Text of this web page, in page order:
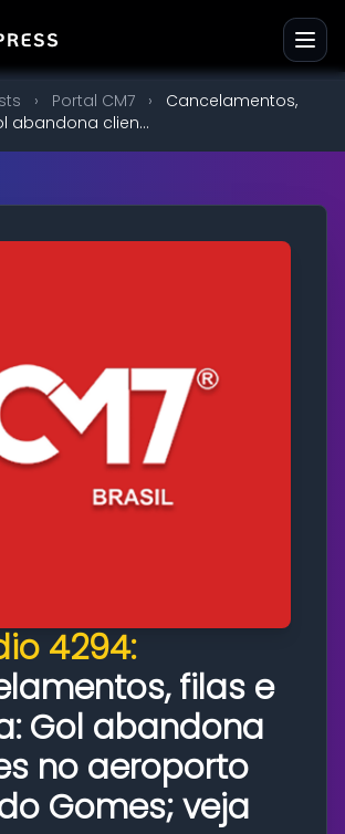
› Portal CM7 ›
Cancelamentos,
abandona clien...
4294:
filas e
Gol abandona
no aeroporto
Gomes; veja